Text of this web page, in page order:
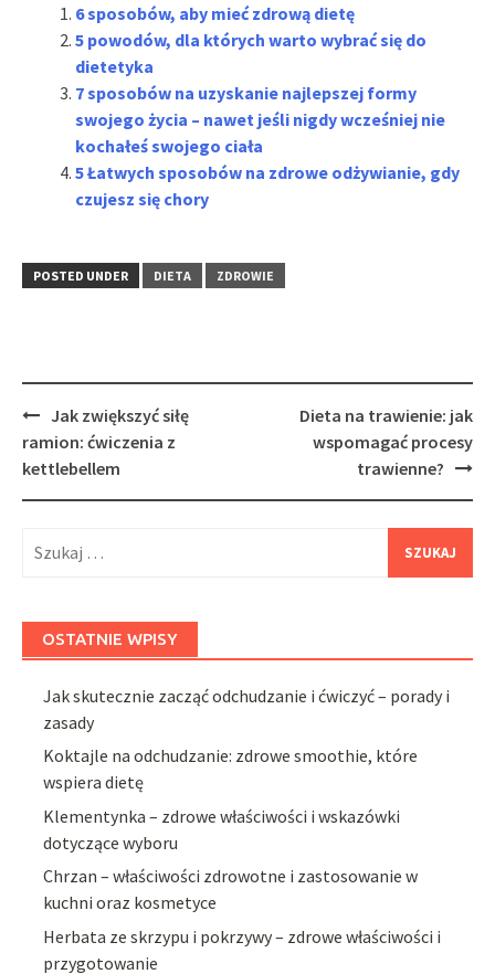
6 sposobów, aby mieć zdrową dietę
5 powodów, dla których warto wybrać się do
dietetyka
7 sposobów na uzyskanie najlepszej formy
swojego życia – nawet jeśli nigdy wcześniej nie
kochałeś swojego ciała
5 Łatwych sposobów na zdrowe odżywianie, gdy
czujesz się chory
POSTED UNDER DIETA ZDROWIE
Post
navigation
Jak zwiększyć siłę
ramion: ćwiczenia z
kettlebellem
Dieta na trawienie: jak
wspomagać procesy
trawienne?
OSTATNIE WPISY
Jak skutecznie zacząć odchudzanie i ćwiczyć – porady i
zasady
Koktajle na odchudzanie: zdrowe smoothie, które
wspiera dietę
Klementynka – zdrowe właściwości i wskazówki
dotyczące wyboru
Chrzan – właściwości zdrowotne i zastosowanie w
kuchni oraz kosmetyce
Herbata ze skrzypu i pokrzywy – zdrowe właściwości i
przygotowanie